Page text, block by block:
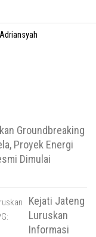
Groundbreaking
Proyek Energi
Dimulai
Kejati Jateng
Luruskan
Informasi